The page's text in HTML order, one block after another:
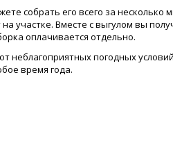
собрать его всего за несколько
участке. Вместе с выгулом вы
оплачивается отдельно.
погодных
время года.